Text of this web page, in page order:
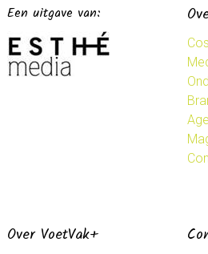
Een uitgave van:
Over VoetVak+